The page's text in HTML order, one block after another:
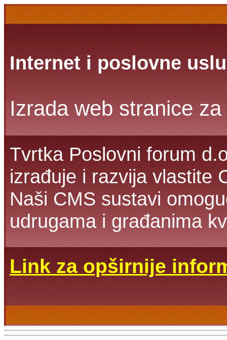
Internet i poslovne
Izrada web stranice
Tvrtka Poslovni forum
izrađuje i razvija vlastite
Naši CMS sustavi
udrugama i građanima
Link za opširnije